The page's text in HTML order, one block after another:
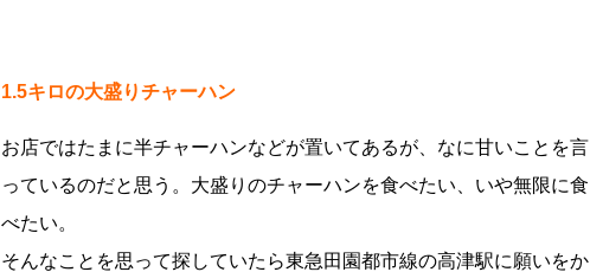
1.5キロの大盛りチャーハン
お店ではたまに半チャーハンなどが置いてあるが、なに甘いことを言
っているのだと思う。大盛りのチャーハンを食べたい、いや無限に食
べたい。
そんなことを思って探していたら東急田園都市線の高津駅に願いをか